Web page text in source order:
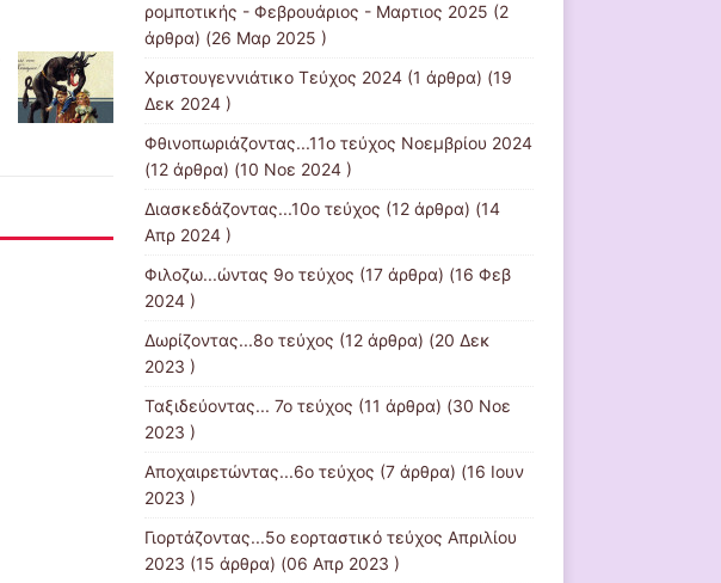
ρομποτικής - Φεβρουάριος - Μαρτιος 2025 (2
άρθρα) (26 Μαρ 2025 )
Χριστουγεννιάτικο Τεύχος 2024(1 άρθρα) (19
Δεκ 2024 )
Φθινοπωριάζοντας...11ο τεύχος Νοεμβρίου 2024
(12 άρθρα) (10 Νοε 2024 )
Διασκεδάζοντας...10ο τεύχος (12 άρθρα) (14
Απρ 2024 )
Φιλοζω...ώντας 9ο τεύχος (17 άρθρα) (16 Φεβ
2024 )
Δωρίζοντας...8ο τεύχος (12 άρθρα) (20 Δεκ
2023 )
Ταξιδεύοντας... 7ο τεύχος (11 άρθρα) (30 Νοε
2023 )
Αποχαιρετώντας...6ο τεύχος (7 άρθρα) (16 Ιουν
2023 )
Γιορτάζοντας...5ο εορταστικό τεύχος Απριλίου
2023 (15 άρθρα) (06 Απρ 2023 )